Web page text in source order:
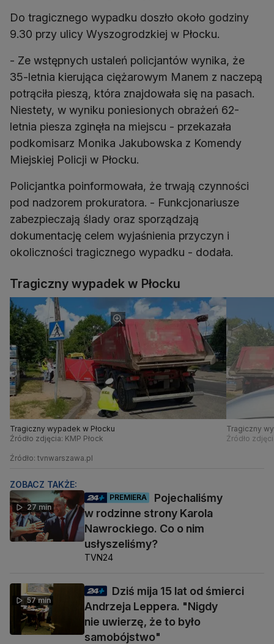
Do tragicznego wypadku doszło około godziny
9.30 przy ulicy Wyszogrodzkiej w Płocku.
- Ze wstępnych ustaleń policjantów wynika, że
35-letnia kierująca ciężarowym Manem z naczepą
potrąciła pieszą, która znajdowała się na pasach.
Niestety, w wyniku poniesionych obrażeń 62-
letnia piesza zginęła na miejscu - przekazała
podkomisarz Monika Jakubowska z Komendy
Miejskiej Policji w Płocku.
Policjantka poinformowała, że trwają czynności
pod nadzorem prokuratora. - Funkcjonariusze
zabezpieczają ślady oraz sporządzają
dokumentację celem wyjaśnienia przyczyn i
okoliczności tragicznego wypadku - dodała.
Tragiczny wypadek w Płocku
Tragiczny wypadek w Płocku
Źródło zdjęcia: KMP Płock
Tragiczny
Źródło
Źródło: tvnwarszawa.pl
ZOBACZ TAKŻE:
27 min
PREMIERA
Pojechaliśmy
w rodzinne strony Karola
Nawrockiego. Co o nim
usłyszeliśmy?
TVN24
57 min
Dziś mija 15 lat od śmierci
Andrzeja Leppera. "Nigdy
nie uwierzę, że to było
samobójstwo"